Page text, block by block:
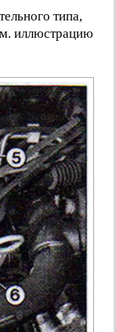
типа,
иллюстрацию